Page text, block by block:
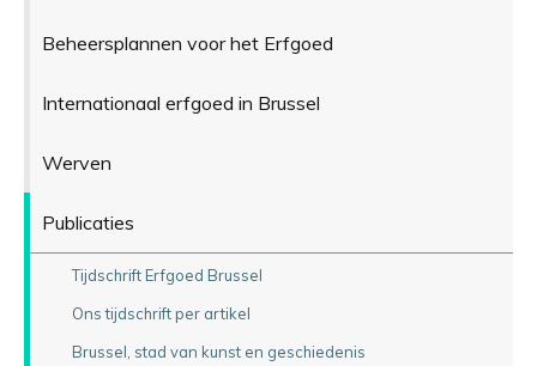
Beheersplannen voor het Erfgoed
Internationaal erfgoed in Brussel
Werven
Publicaties
Tijdschrift Erfgoed Brussel
Ons tijdschrift per artikel
Brussel, stad van kunst en geschiedenis